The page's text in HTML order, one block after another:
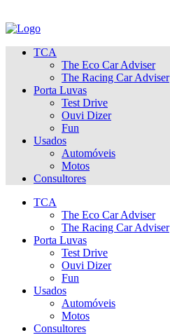
TCA
The Eco Car Adviser
The Racing Car Adviser
Porta Luvas
Test Drive
Ouvi Dizer
Fun
Usados
Automóveis
Motos
Consultores
TCA
The Eco Car Adviser
The Racing Car Adviser
Porta Luvas
Test Drive
Ouvi Dizer
Fun
Usados
Automóveis
Motos
Consultores